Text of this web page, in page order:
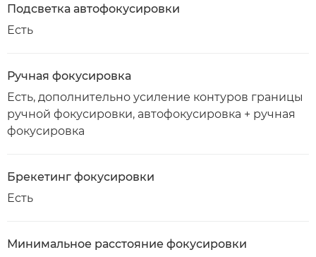
Подсветка автофокусировки
Есть
Ручная фокусировка
Есть, дополнительно усиление контуров границы
ручной фокусировки, автофокусировка + ручная
фокусировка
Брекетинг фокусировки
Есть
Минимальное расстояние фокусировки